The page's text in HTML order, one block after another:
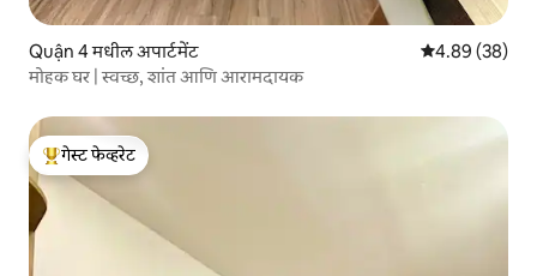
Quận 4 मधील अपार्टमेंट 5 पैकी 4.89
4.89 (38)
मोहक घर | स्वच्छ, शांत आणि आरामदायक
टॉप गेस्ट फेव्हरेट
गेस्ट फेव्हरेट